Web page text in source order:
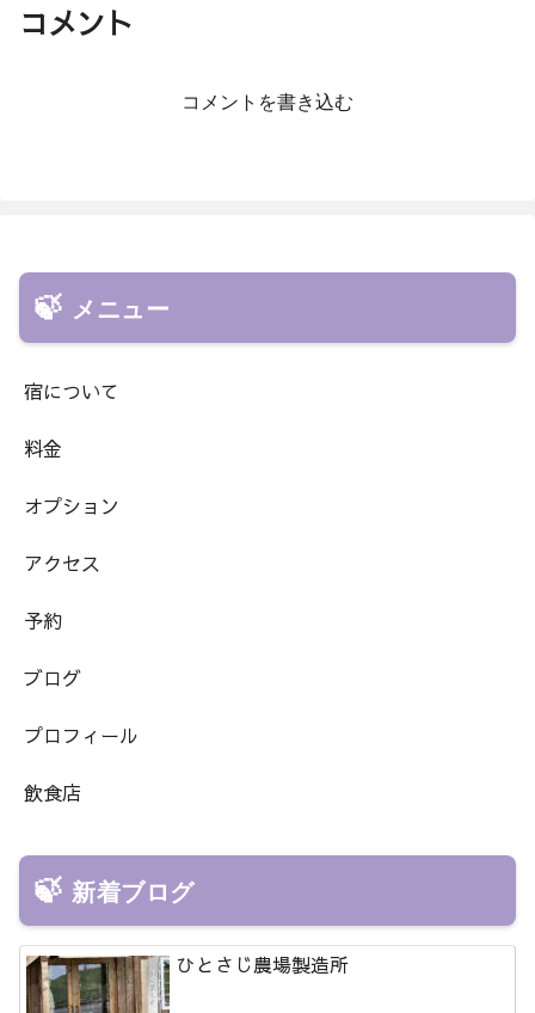
コメント
コメントを書き込む
メニュー
宿について
料金
オプション
アクセス
予約
ブログ
プロフィール
飲食店
新着ブログ
ひとさじ農場製造所